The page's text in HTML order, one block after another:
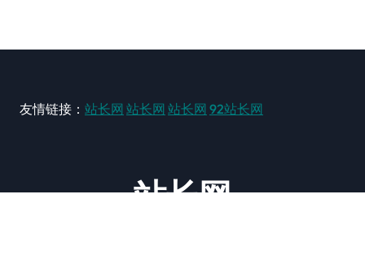
友情链接： 站长网 站长网 站长网 92站长网
站长网